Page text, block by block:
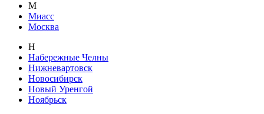
М
Миасс
Москва
Н
Набережные Челны
Нижневартовск
Новосибирск
Новый Уренгой
Ноябрьск